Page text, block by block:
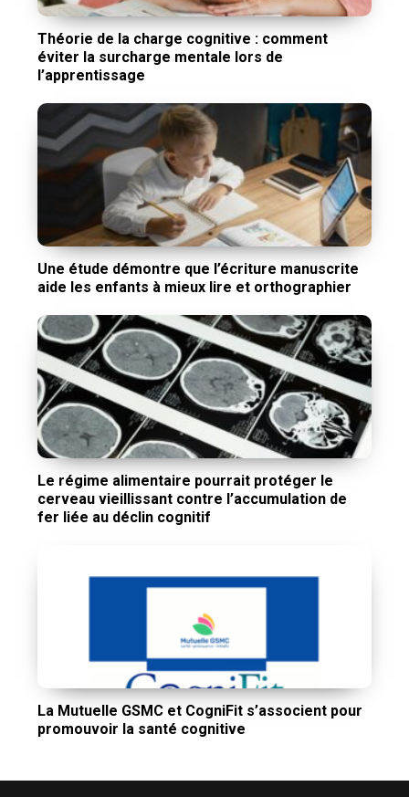
Théorie de la charge cognitive : comment
éviter la surcharge mentale lors de
l’apprentissage
Une étude démontre que l’écriture manuscrite
aide les enfants à mieux lire et orthographier
Le régime alimentaire pourrait protéger le
cerveau vieillissant contre l’accumulation de
fer liée au déclin cognitif
La Mutuelle GSMC et CogniFit s’associent pour
promouvoir la santé cognitive